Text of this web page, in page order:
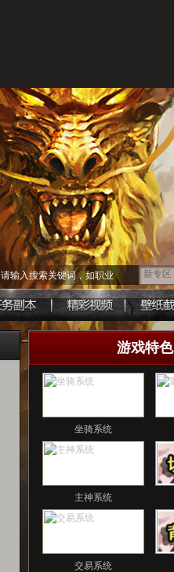
请输入搜索关键词，如职业
游戏特色
坐骑系统
主神系统
交易系统